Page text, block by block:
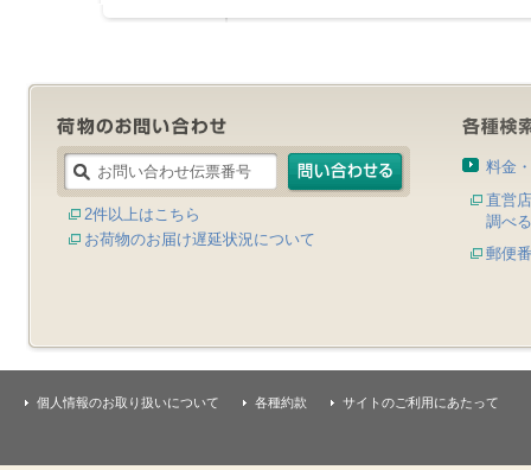
2件以上はこちら
お荷物のお届け遅延状況について
料金
直営
調べる
郵便
個人情報のお取り扱いについて 各種約款 サイトのご利用にあたって